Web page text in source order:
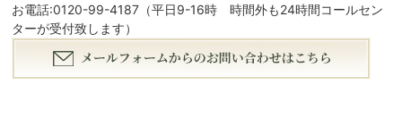
お電話:0120-99-4187（平日9-16時 時間外も24時間コールセン
ターが受付致します）